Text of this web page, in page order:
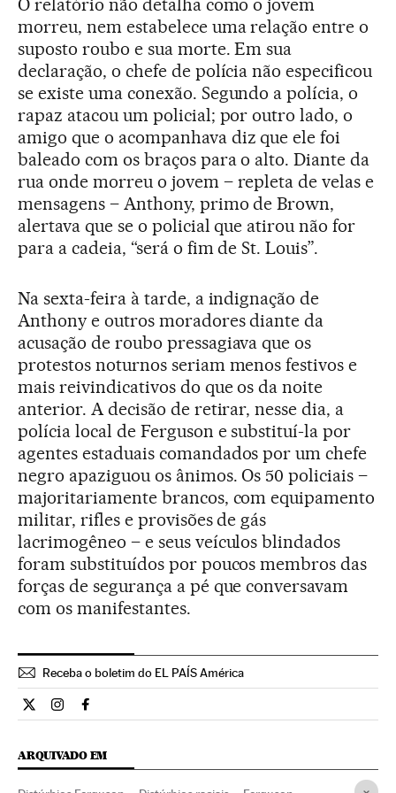
O relatório não detalha como o jovem
morreu, nem estabelece uma relação entre o
suposto roubo e sua morte. Em sua
declaração, o chefe de polícia não especificou
se existe uma conexão. Segundo a polícia, o
rapaz atacou um policial; por outro lado, o
amigo que o acompanhava diz que ele foi
baleado com os braços para o alto. Diante da
rua onde morreu o jovem – repleta de velas e
mensagens – Anthony, primo de Brown,
alertava que se o policial que atirou não for
para a cadeia, “será o fim de St. Louis”.
Na sexta-feira à tarde, a indignação de
Anthony e outros moradores diante da
acusação de roubo pressagiava que os
protestos noturnos seriam menos festivos e
mais reivindicativos do que os da noite
anterior. A decisão de retirar, nesse dia, a
polícia local de Ferguson e substituí-la por
agentes estaduais comandados por um chefe
negro apaziguou os ânimos. Os 50 policiais –
majoritariamente brancos, com equipamento
militar, rifles e provisões de gás
lacrimogêneo – e seus veículos blindados
foram substituídos por poucos membros das
forças de segurança a pé que conversavam
com os manifestantes.
Receba o boletim do EL PAÍS América
Internacional El País Brasil en Twitter
Internacional El País Brasil en Instagram
Internacional El País Brasil en Facebook
ARQUIVADO EM